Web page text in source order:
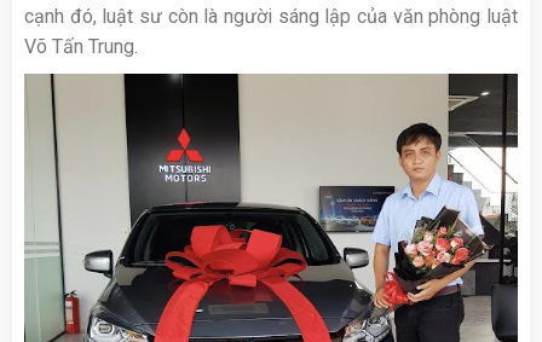
cạnh đó, luật sư còn là người sáng lập của văn phòng luật
Võ Tấn Trung.